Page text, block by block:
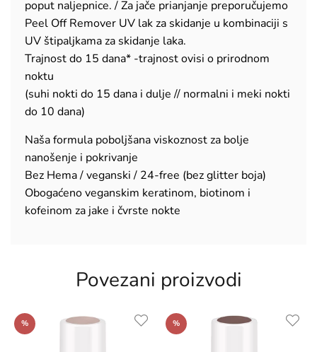
poput naljepnice. / Za jače prianjanje preporučujemo
Peel Off Remover UV lak za skidanje u kombinaciji s
UV štipaljkama za skidanje laka.
Trajnost do 15 dana* -trajnost ovisi o prirodnom
noktu
(suhi nokti do 15 dana i dulje // normalni i meki nokti
do 10 dana)
Naša formula poboljšana viskoznost za bolje
nanošenje i pokrivanje
Bez Hema / veganski / 24-free (bez glitter boja)
Obogaćeno veganskim keratinom, biotinom i
kofeinom za jake i čvrste nokte
Povezani proizvodi
% %